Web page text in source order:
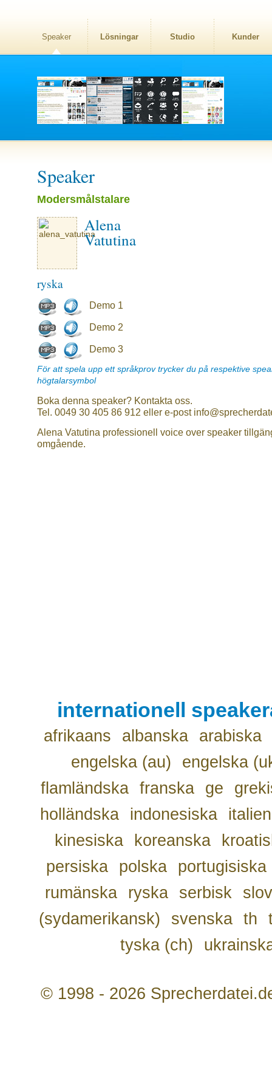
Speaker Lösningar Studio Kunder
Speaker
Modersmålstalare
Alena
Vatutina
ryska
Demo 1
Demo 2
Demo 3
För att spela upp ett språkprov trycker du på respektive
högtalarsymbol
Boka denna speaker? Kontakta oss.
Tel. 0049 30 405 86 912 eller e-post
Alena Vatutina professionell voice over speaker
omgående.
internationell
afrikaans albanska
arabiska
engelska (au)
engelska
flamländska franska ge
holländska
indonesiska
kinesiska
koreanska
persiska
polska
portugisiska
rumänska
ryska serbisk
(sydamerikansk)
svenska th
tyska (ch)
© 1998 - 2026